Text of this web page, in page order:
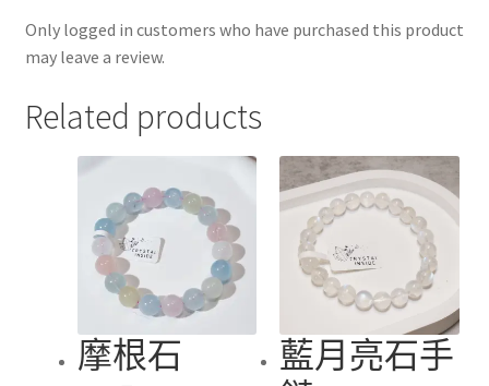
Only logged in customers who have purchased this product
may leave a review.
Related products
摩根石
藍月亮石手